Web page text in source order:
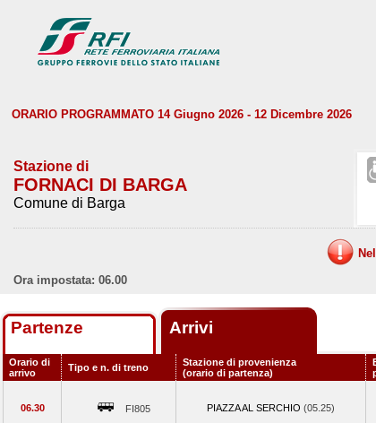
ORARIO PROGRAMMATO 14 Giugno 2026 - 12 Dicembre 2026
Stazione di
FORNACI DI BARGA
Comune di Barga
Ora impostata: 06.00
Partenze Arrivi
Orario di
arrivo
Tipo e n. di treno
Stazione di provenienza
(orario di partenza)
06.30 FI805 PIAZZA AL SERCHIO (05.25)